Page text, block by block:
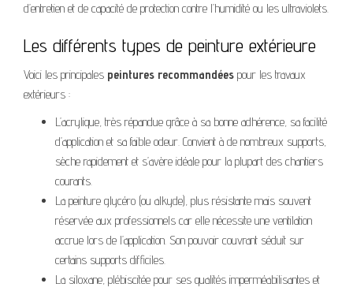
d’entretien et de capacité de protection contre l’humidité ou les ultraviolets.
Les différents types de peinture extérieure
Voici les principales peintures recommandées pour les travaux
extérieurs :
L’acrylique, très répandue grâce à sa bonne adhérence, sa facilité
d’application et sa faible odeur. Convient à de nombreux supports,
sèche rapidement et s’avère idéale pour la plupart des chantiers
courants.
La peinture glycéro (ou alkyde), plus résistante mais souvent
réservée aux professionnels car elle nécessite une ventilation
accrue lors de l’application. Son pouvoir couvrant séduit sur
certains supports difficiles.
La siloxane, plébiscitée pour ses qualités imperméabilisantes et